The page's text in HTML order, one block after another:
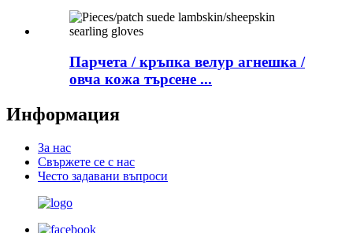
Парчета / кръпка велур агнешка /
овча кожа търсене ...
Информация
За нас
Свържете се с нас
Често задавани въпроси